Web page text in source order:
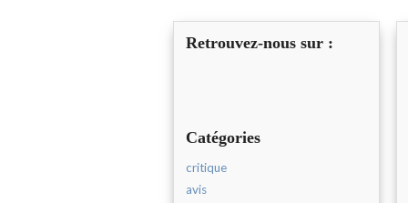
Retrouvez-nous sur :
Catégories
critique
avis